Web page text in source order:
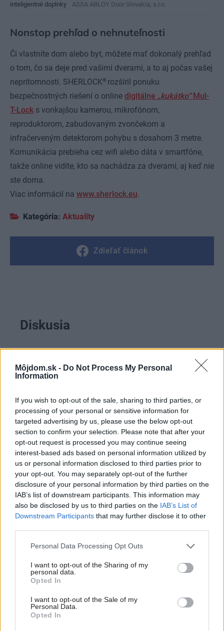
Môjdom.sk - Do Not Process My Personal
Information
If you wish to opt-out of the sale, sharing to third parties, or
processing of your personal or sensitive information for
targeted advertising by us, please use the below opt-out
section to confirm your selection. Please note that after your
opt-out request is processed you may continue seeing
interest-based ads based on personal information utilized by
us or personal information disclosed to third parties prior to
your opt-out. You may separately opt-out of the further
disclosure of your personal information by third parties on the
IAB’s list of downstream participants. This information may
also be disclosed by us to third parties on the IAB’s List of
Downstream Participants that may further disclose it to other
Please note that this website/app uses one or more Google
not limited to your visit or usage behaviour. You may click to
grant or deny consent to Google and its third-party tags to
use your data for below specified purposes in below Google
consent section.
Personal Data Processing Opt Outs
I want to opt-out of the Sharing of my
personal data.
Opted In
I want to opt-out of the Sale of my
Personal Data.
Opted In
inteligentné doplnky ASSA ABLOY Door Slovakia, s.r.o.
Nonstop prehľad o nehnuteľnosti
Či vlastníte dom alebo byt, môžete mať dokonalý prehľad
o tom, čo sa deje pred vašimi dverami, a to aj počas vašej
neprítomnosti. SHERLOCK® rozšíril ponuku
bezpečnostných riešení o online digitálne „kukátko“Mul-
T-Lock s vonkajšou kamerou, mikrofónom,
reproduktorom, zabudovaným zvončekom a
infračerveným detektorom pohybu s dosahom 3 metre.
Komunikácia prebieha cez wifi alebo dáta v smartfóne,
takže online vidíte, kto sa nachádza za dverami, aj keď nie
ste doma.
Viac informácií na www.sherlock.eu.
Kategória: Aktuality
Zdieľať článok
Diskusia